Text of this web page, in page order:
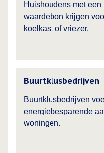
Huishoudens met
waardebon krijgen
koelkast of vriezer.
Buurtklusbedrijven
Buurtklusbedrijven
energiebesparende
woningen.